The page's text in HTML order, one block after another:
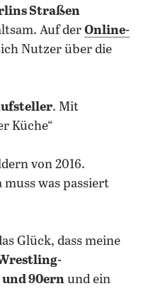
Straßen
Auf der Online-
Nutzer über die
. Mit
Küche“
von 2016.
muss was passiert
Glück, dass meine
90ernund ein